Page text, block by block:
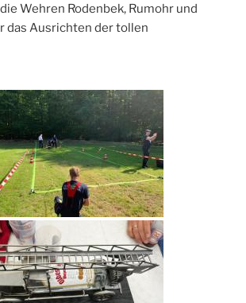
Wehren Rodenbek, Rumohr und
das Ausrichten der tollen